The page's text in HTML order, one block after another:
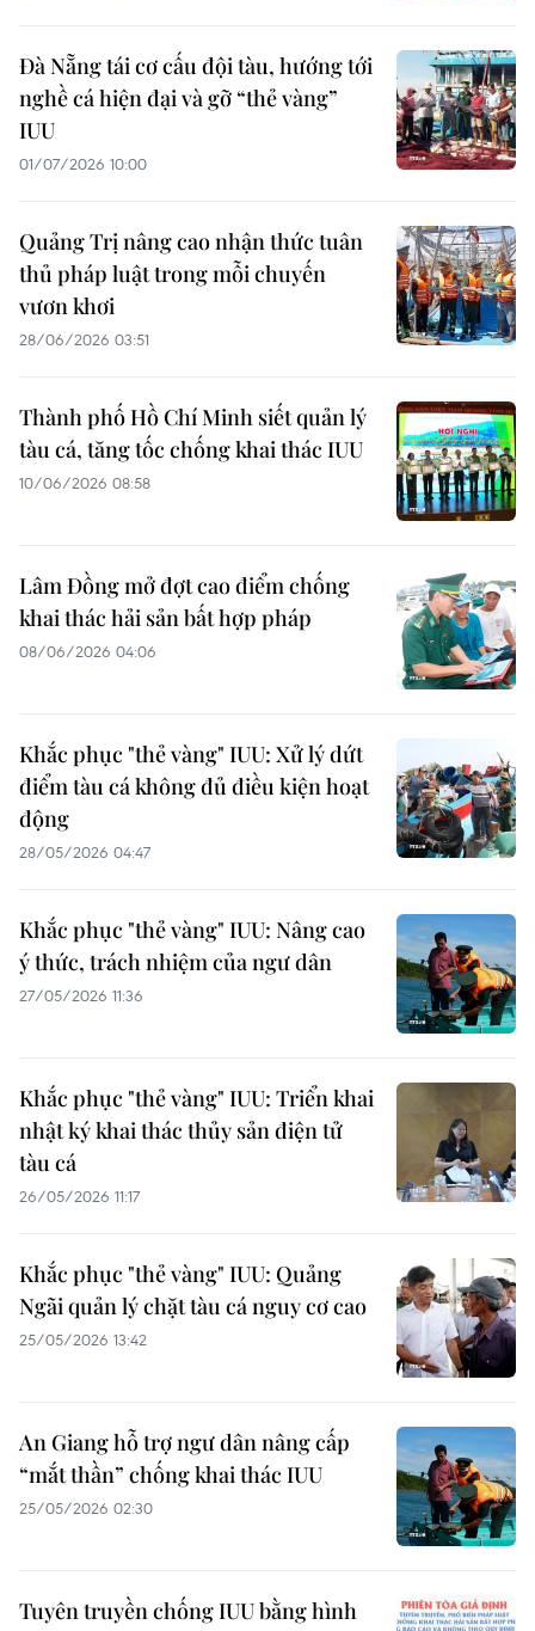
Đà Nẵng tái cơ cấu đội tàu, hướng tới
nghề cá hiện đại và gỡ “thẻ vàng”
IUU
01/07/2026 10:00
Quảng Trị nâng cao nhận thức tuân
thủ pháp luật trong mỗi chuyến
vươn khơi
28/06/2026 03:51
Thành phố Hồ Chí Minh siết quản lý
tàu cá, tăng tốc chống khai thác IUU
10/06/2026 08:58
Lâm Đồng mở đợt cao điểm chống
khai thác hải sản bất hợp pháp
08/06/2026 04:06
Khắc phục "thẻ vàng" IUU: Xử lý dứt
điểm tàu cá không đủ điều kiện hoạt
động
28/05/2026 04:47
Khắc phục "thẻ vàng" IUU: Nâng cao
ý thức, trách nhiệm của ngư dân
27/05/2026 11:36
Khắc phục "thẻ vàng" IUU: Triển khai
nhật ký khai thác thủy sản điện tử
tàu cá
26/05/2026 11:17
Khắc phục "thẻ vàng" IUU: Quảng
Ngãi quản lý chặt tàu cá nguy cơ cao
25/05/2026 13:42
An Giang hỗ trợ ngư dân nâng cấp
“mắt thần” chống khai thác IUU
25/05/2026 02:30
Tuyên truyền chống IUU bằng hình